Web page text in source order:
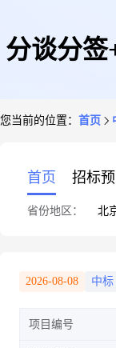
分谈分签
您当前的位置： 首页
首页 招标
省份地区： 北
2026-08-08 中标
项目编号